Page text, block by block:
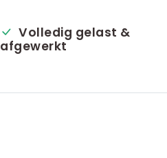
Volledig gelast &
afgewerkt